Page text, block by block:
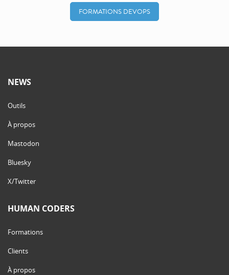
FORMATIONS DEVOPS
NEWS
Outils
À propos
Mastodon
Bluesky
X/Twitter
HUMAN CODERS
Formations
Clients
À propos